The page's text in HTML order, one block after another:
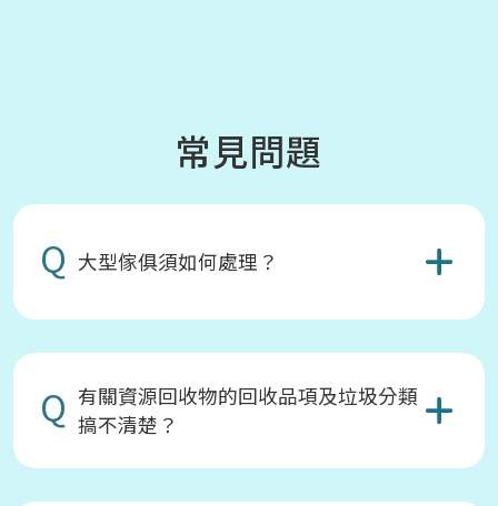
常見問題
Q 大型傢俱須如何處理？
Q 有關資源回收物的回收品項及垃圾分類
搞不清楚？